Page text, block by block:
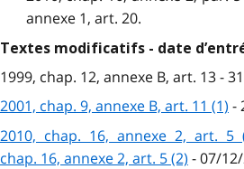
annexe 1, art. 20.
Textes modificatifs - date
1999, chap. 12, annexe B, art. 13 -
2001, chap. 9, annexe B, art. 11 (1) -
2010, chap. 16, annexe 2, art. 5
chap. 16, annexe 2, art. 5 (2) - 07/